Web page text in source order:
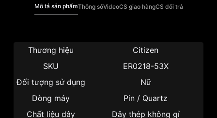
Mô tả sản phẩmThông sốVideoCS giao hàngCS đổi trả
Thương hiệu
Citizen
SKU
ER0218-53X
Đối tượng sử dụng
Nữ
Dòng máy
Pin / Quartz
Chất liệu dây
Dây thép không gỉ